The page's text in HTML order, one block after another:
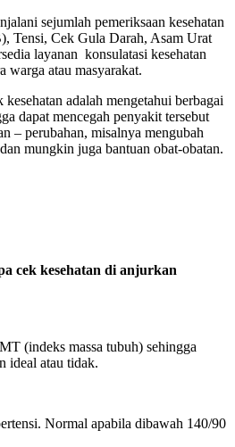
sejumlah pemeriksaan kesehatan
Tensi, Cek Gula Darah, Asam Urat
layanan konsulatasi kesehatan
warga atau masyarakat.
adalah mengetahui berbagai
dapat mencegah penyakit tersebut
– perubahan, misalnya mengubah
mungkin juga bantuan obat-obatan.
cek kesehatan di anjurkan
(indeks massa tubuh) sehingga
ideal atau tidak.
Normal apabila dibawah 140/90